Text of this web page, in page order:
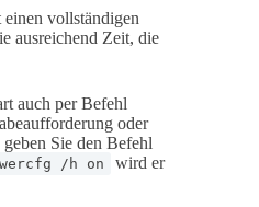
vollständigen
ausreichend Zeit, die
auch per Befehl
oder
Sie den Befehl
/h on
wird er